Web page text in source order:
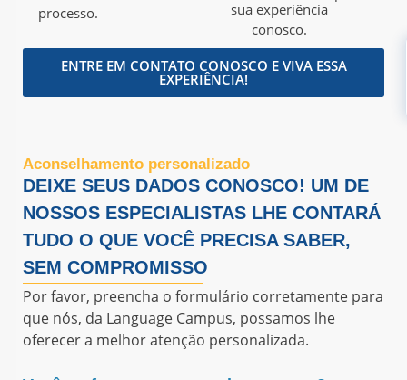
processo.
sua experiência
conosco.
ENTRE EM CONTATO CONOSCO E VIVA ESSA
EXPERIÊNCIA!
Aconselhamento personalizado
DEIXE SEUS DADOS CONOSCO! UM DE
NOSSOS ESPECIALISTAS LHE CONTARÁ
TUDO O QUE VOCÊ PRECISA SABER,
SEM COMPROMISSO
Por favor, preencha o formulário corretamente para
que nós, da Language Campus, possamos lhe
oferecer a melhor atenção personalizada.